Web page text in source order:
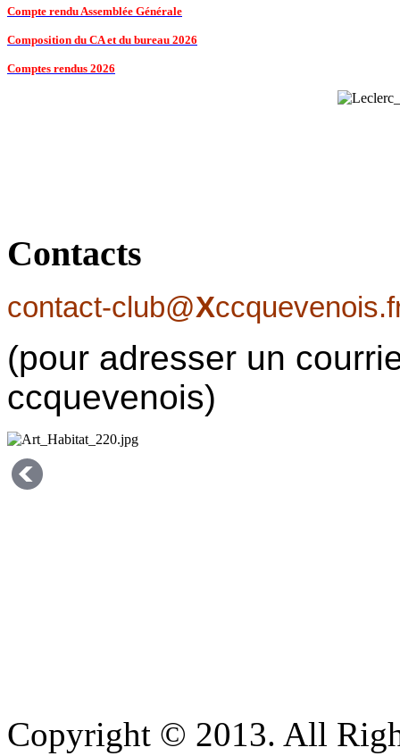
Compte rendu Assemblée Générale
Composition du CA et du bureau 2026
Comptes rendus 2026
Contacts
contact-club@X
(pour adresser un
ccquevenois)
Copyright © 2013. All